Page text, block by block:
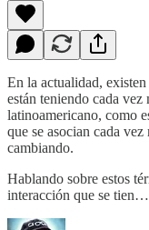
En la actualidad,
están teniendo cada
latinoamericano, como
que se asocian cada
cambiando.
Hablando sobre estos
interacción que se tien…